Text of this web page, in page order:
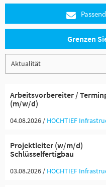
Grenzen
Arbeitsvorbereiter /
(m/w/d)
04.08.2026 / HOCHTIEF
Projektleiter (w/m/d)
Schlüsselfertigbau
03.08.2026 / HOCHTIEF